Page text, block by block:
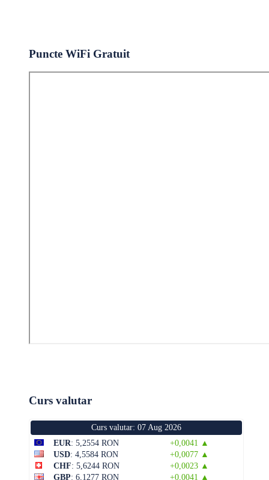
Puncte WiFi Gratuit
Curs valutar
Curs valutar: 07 Aug 2026
EUR: 5,2554 RON
+0,0041 ▲
USD: 4,5584 RON
+0,0077 ▲
CHF: 5,6244 RON
+0,0023 ▲
GBP: 6,1277 RON +0,0041 ▲